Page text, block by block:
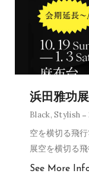
浜田雅功展
Black,Stylish
空を横切る飛
展空を横切る
See More